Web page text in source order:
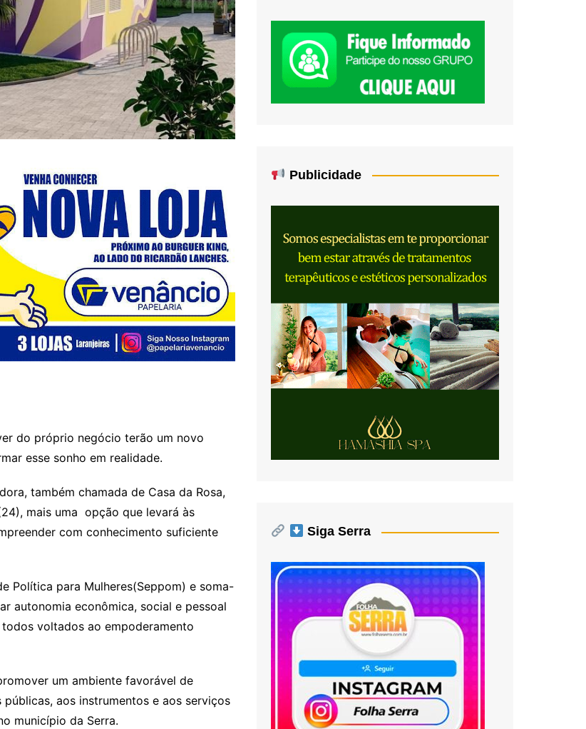
do próprio negócio terão um novo
esse sonho em realidade.
também chamada de Casa da Rosa,
mais uma opção que levará às
com conhecimento suficiente
Política para Mulheres(Seppom) e soma-
autonomia econômica, social e pessoal
voltados ao empoderamento
um ambiente favorável de
aos instrumentos e aos serviços
município da Serra.
Publicidade
Siga Serra